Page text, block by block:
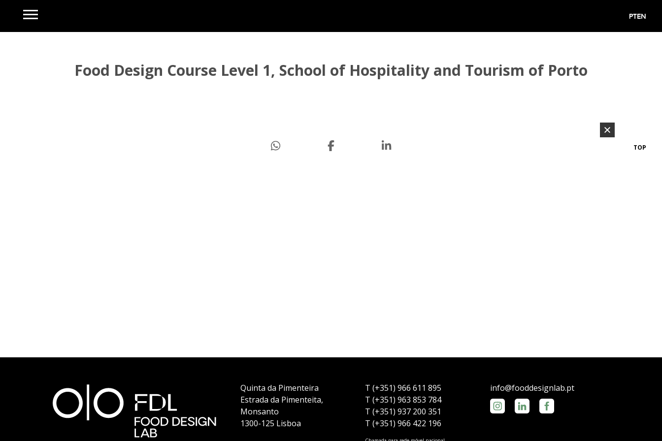
PTEN
Food Design Course Level 1, School of Hospitality and Tourism of Porto
TOP
Quinta da Pimenteira
Estrada da Pimenteita,
Monsanto
1300-125 Lisboa
T (+351) 966 611 895
T (+351) 963 853 784
T (+351) 937 200 351
T (+351) 966 422 196
info@fooddesignlab.pt